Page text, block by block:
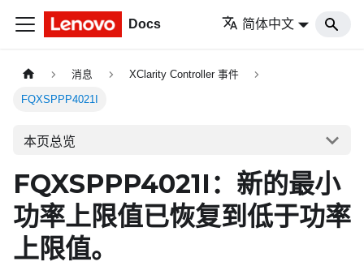
Docs 简体中文
消息 XClarity Controller 事件
FQXSPPP4021I
本页总览
FQXSPPP4021I：新的最小
功率上限值已恢复到低于功率
上限值。